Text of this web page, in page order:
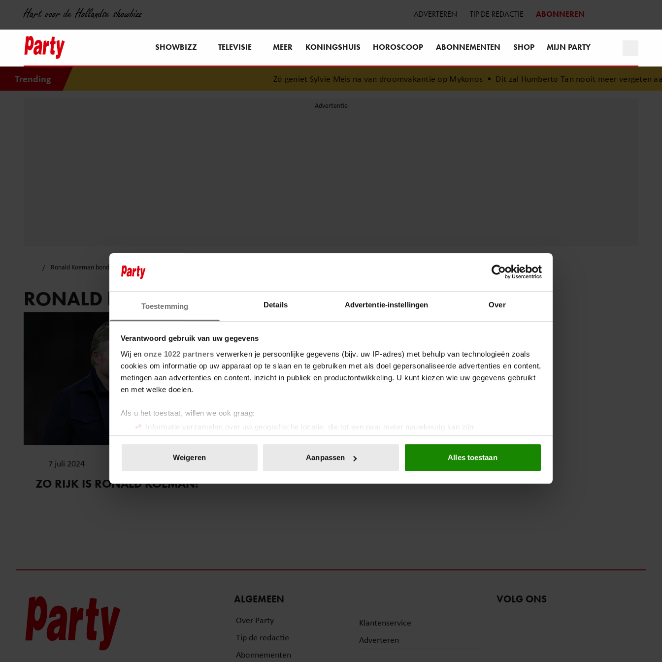
Toestemming Details Advertentie-instellingen Over
Verantwoord gebruik van uw gegevens
Wij en onze 1022 partners verwerken je persoonlijke gegevens (bijv. uw IP-adres) met behulp van technologieën zoals
cookies om informatie op uw apparaat op te slaan en te gebruiken met als doel gepersonaliseerde advertenties en content,
metingen aan advertenties en content, inzicht in publiek en productontwikkeling. U kunt kiezen wie uw gegevens gebruikt
en met welke doelen.
Als u het toestaat, willen we ook graag:
Informatie verzamelen over uw geografische locatie, die tot een paar meter nauwkeurig kan zijn
Uw apparaat identificeren door het actief te scannen op specifieke eigenschappen (fingerprinting)
toestemming op elk moment wijzigen of intrekken in de Cookieverklaring.
We gebruiken cookies om content en advertenties te personaliseren, om functies voor social media te bieden en om ons
Weigeren Aanpassen Alles toestaan
Hart voor de Hollandse showbizz ADVERTEREN TIP DE REDACTIE ABONNEREN
SHOWBIZZ TELEVISIE MEER KONINGSHUIS HOROSCOOP ABONNEMENTEN SHOP MIJN PARTY
Trending Zó geniet Sylvie Meis na van droomvakantie op Mykonos• Dit zal Humberto Tan nooit meer vergeten aan
Ronald Koeman bondscoach
RONALD KOEMAN BONDSCOACH
7 juli 2024
ZO RIJK IS RONALD KOEMAN!
ALGEMEEN
Over Party
Tip de redactie
Abonnementen
Klantenservice
Adverteren
VOLG ONS